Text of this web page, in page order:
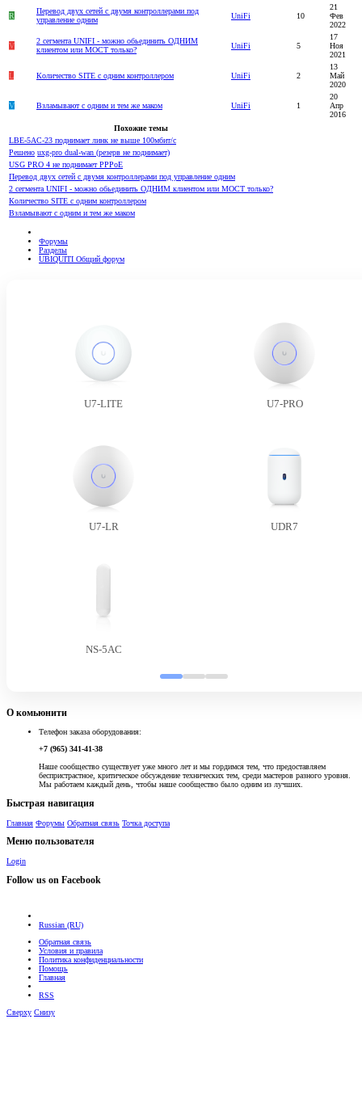
R
Перевод двух сетей с двумя контроллерами под
управление одним
UniFi 10
21
Фев
2022
V
2 сегмента UNIFI - можно обьединить ОДНИМ
клиентом или МОСТ только?
UniFi 5
17
Ноя
2021
L Количество SITE с одним контроллером UniFi 2
13
Май
2020
V Взламывают с одним и тем же маком UniFi 1
20
Апр
2016
Похожие темы
LBE-5AC-23 поднимает линк не выше 100мбит/с
Решено uxg-pro dual-wan (резерв не поднимает)
USG PRO 4 не поднимает PPPoE
Перевод двух сетей с двумя контроллерами под управление одним
2 сегмента UNIFI - можно обьединить ОДНИМ клиентом или МОСТ только?
Количество SITE с одним контроллером
Взламывают с одним и тем же маком
Форумы
Разделы
UBIQUITI Общий форум
U7-LITE U7-PRO
U7-LR UDR7
NS-5AC
О комьюнити
Телефон заказа оборудования:
+7 (965) 341-41-38
Наше сообщество существует уже много лет и мы гордимся тем, что предоставляем
беспристрастное, критическое обсуждение технических тем, среди мастеров разного уровня.
Мы работаем каждый день, чтобы наше сообщество было одним из лучших.
Быстрая навигация
Главная Форумы Обратная связь Точка доступа
Меню пользователя
Login
Follow us on Facebook
Russian (RU)
Обратная связь
Условия и правила
Политика конфиденциальности
Помощь
Главная
RSS
Сверху Снизу